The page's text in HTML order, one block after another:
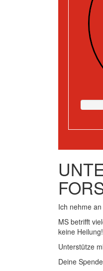
Ich nehme
MS betrifft
keine Heilung!
Unterstütze
Deine